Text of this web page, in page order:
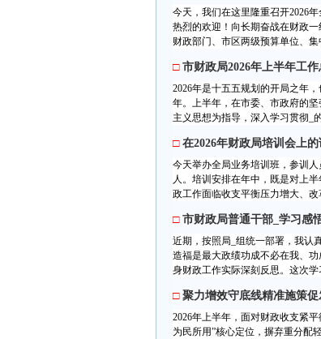
今天，我们在这里隆重召开2026
热烈的欢迎！向长期奋战在财政
财政部门、市区两级预算单位、
□ 市财政局2026年上半年工
2026年是十五五规划的开局之年
年。上半年，在市委、市政府的
主义思想为指导，深入学习贯彻_
□ 在2026年财政局培训会上
今天举办全局业务培训班，参训
人。培训安排在年中，既是对上
政工作面临收支平衡压力增大、
□ 市财政局普通干部_学习感
近期，按照局_组统一部署，我认
造福是最大政绩功成不必在我、
身财政工作实际深刻反思。这次
□ 聚力增效守底线精准施策
2026年上半年，面对财政收支紧
为民所用”核心定位，摒弃重分配